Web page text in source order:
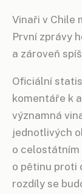
Vinaři v Chile
První zprávy
a zároveň
Oficiální
komentáře k
významná
jednotlivých
o celostátním
o pětinu proti
rozdíly se